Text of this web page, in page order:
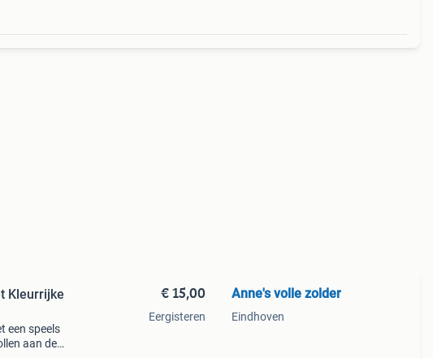
Kleurrijke
een speels
aan de
€ 15,00
Eergisteren
Anne's volle zolder
Eindhoven